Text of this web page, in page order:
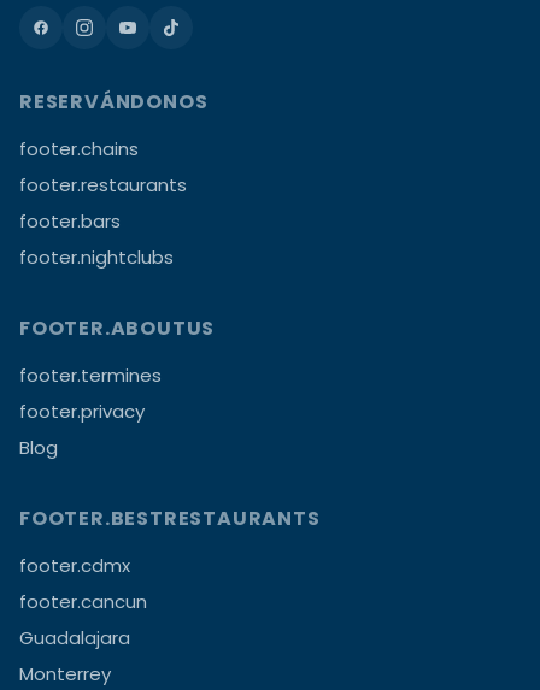
RESERVÁNDONOS
footer.chains
footer.restaurants
footer.bars
footer.nightclubs
FOOTER.ABOUTUS
footer.termines
footer.privacy
Blog
FOOTER.BESTRESTAURANTS
footer.cdmx
footer.cancun
Guadalajara
Monterrey